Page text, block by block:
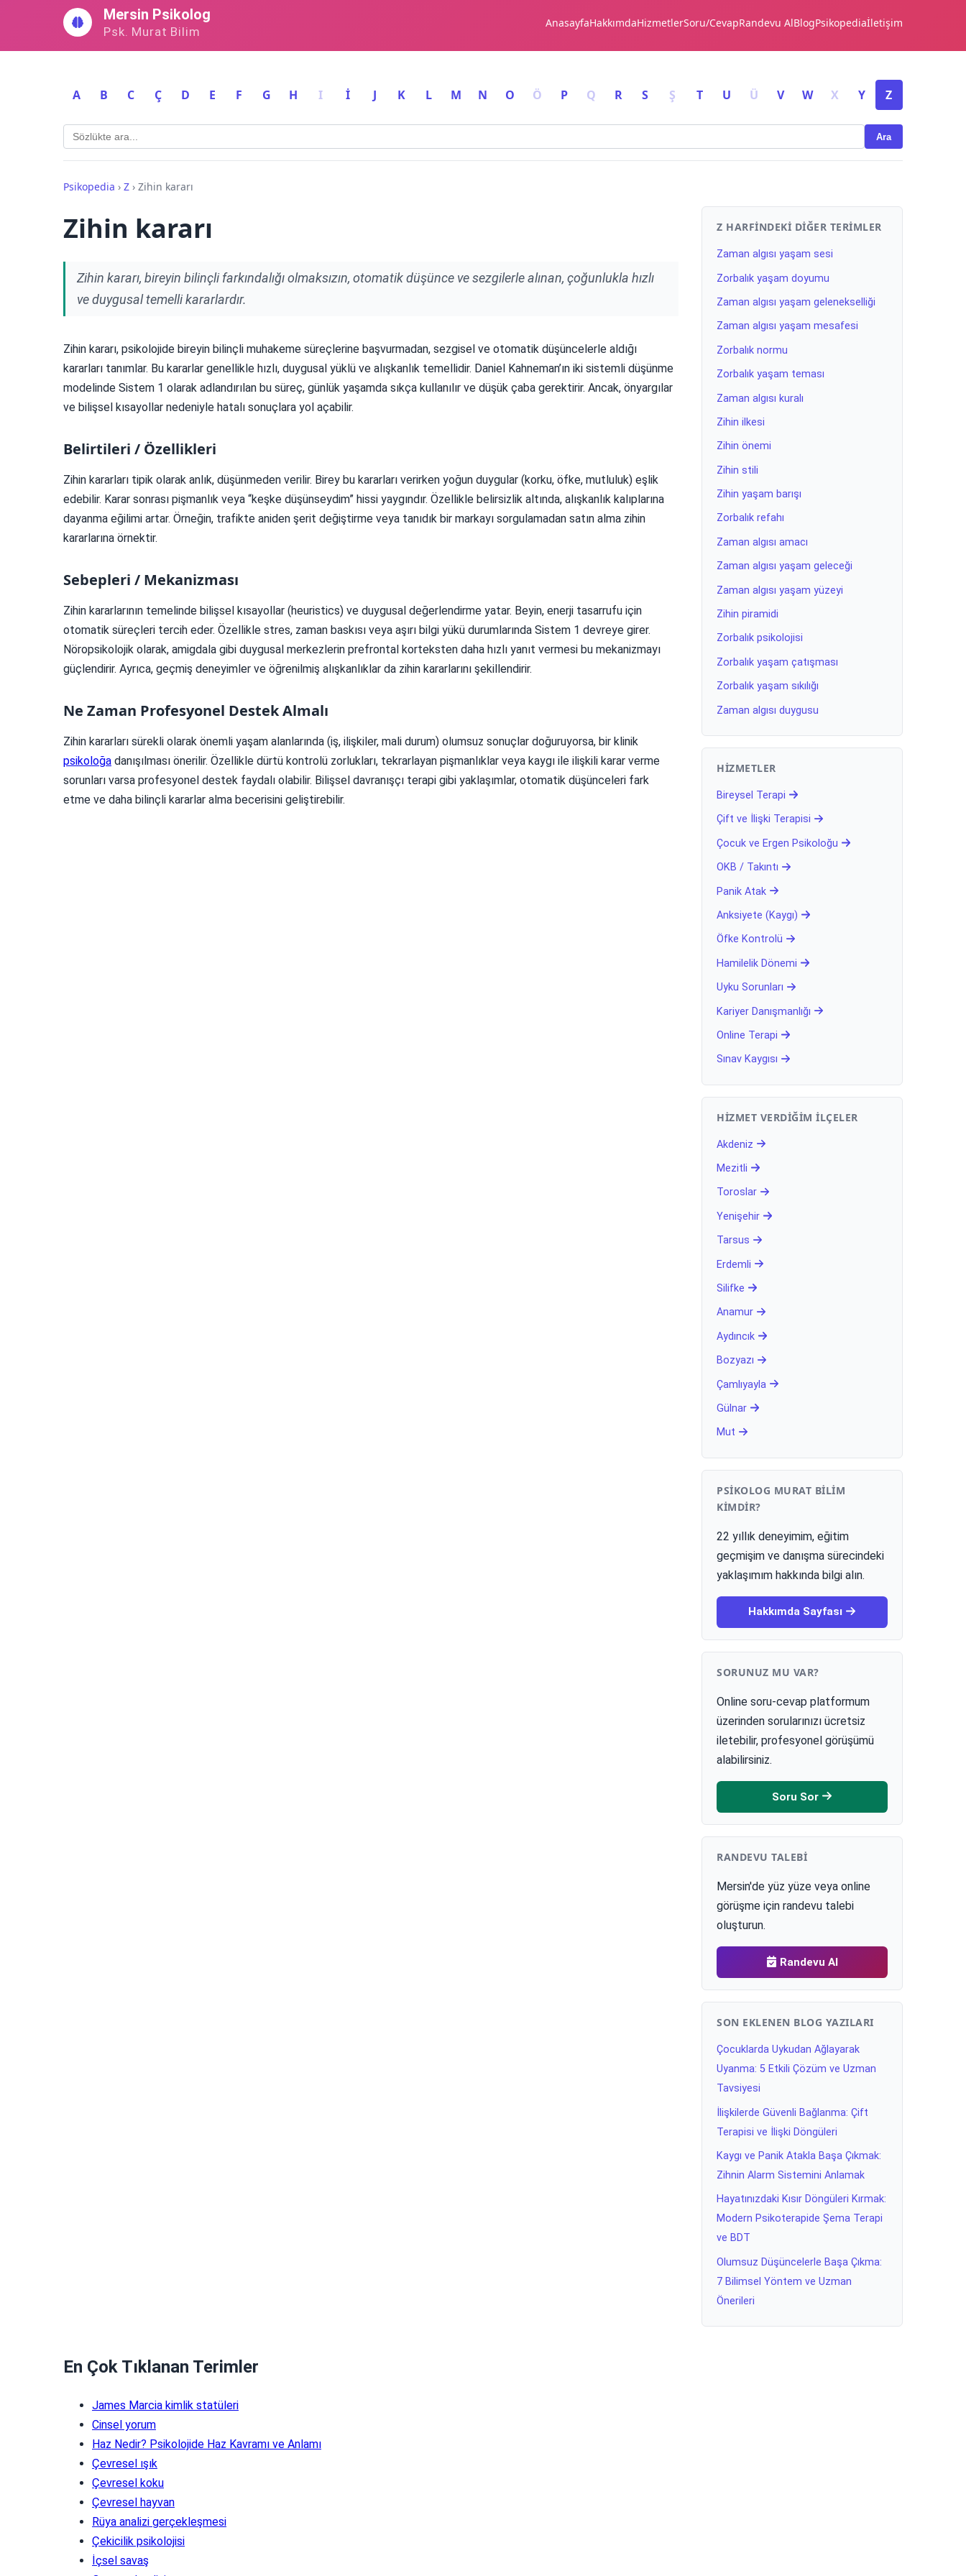
Mersin Psikolog
Psk. Murat Bilim
AnasayfaHakkımdaHizmetlerSoru/CevapRandevu AlBlogPsikopediaİletişim
A B C Ç D E F G H I İ J K L M N O Ö P Q R S Ş T U Ü V W X Y Z
Ara
Psikopedia › Z › Zihin kararı
Zihin kararı
Zihin kararı, bireyin bilinçli farkındalığı olmaksızın, otomatik düşünce ve sezgilerle alınan, çoğunlukla hızlı
ve duygusal temelli kararlardır.
Zihin kararı, psikolojide bireyin bilinçli muhakeme süreçlerine başvurmadan, sezgisel ve otomatik düşüncelerle aldığı
kararları tanımlar. Bu kararlar genellikle hızlı, duygusal yüklü ve alışkanlık temellidir. Daniel Kahneman’ın iki sistemli düşünme
modelinde Sistem 1 olarak adlandırılan bu süreç, günlük yaşamda sıkça kullanılır ve düşük çaba gerektirir. Ancak, önyargılar
ve bilişsel kısayollar nedeniyle hatalı sonuçlara yol açabilir.
Belirtileri / Özellikleri
Zihin kararları tipik olarak anlık, düşünmeden verilir. Birey bu kararları verirken yoğun duygular (korku, öfke, mutluluk) eşlik
edebilir. Karar sonrası pişmanlık veya “keşke düşünseydim” hissi yaygındır. Özellikle belirsizlik altında, alışkanlık kalıplarına
dayanma eğilimi artar. Örneğin, trafikte aniden şerit değiştirme veya tanıdık bir markayı sorgulamadan satın alma zihin
kararlarına örnektir.
Sebepleri / Mekanizması
Zihin kararlarının temelinde bilişsel kısayollar (heuristics) ve duygusal değerlendirme yatar. Beyin, enerji tasarrufu için
otomatik süreçleri tercih eder. Özellikle stres, zaman baskısı veya aşırı bilgi yükü durumlarında Sistem 1 devreye girer.
Nöropsikolojik olarak, amigdala gibi duygusal merkezlerin prefrontal korteksten daha hızlı yanıt vermesi bu mekanizmayı
güçlendirir. Ayrıca, geçmiş deneyimler ve öğrenilmiş alışkanlıklar da zihin kararlarını şekillendirir.
Ne Zaman Profesyonel Destek Almalı
Zihin kararları sürekli olarak önemli yaşam alanlarında (iş, ilişkiler, mali durum) olumsuz sonuçlar doğuruyorsa, bir klinik
psikoloğa danışılması önerilir. Özellikle dürtü kontrolü zorlukları, tekrarlayan pişmanlıklar veya kaygı ile ilişkili karar verme
sorunları varsa profesyonel destek faydalı olabilir. Bilişsel davranışçı terapi gibi yaklaşımlar, otomatik düşünceleri fark
etme ve daha bilinçli kararlar alma becerisini geliştirebilir.
Z HARFINDEKI DIĞER TERIMLER
Zaman algısı yaşam sesi
Zorbalık yaşam doyumu
Zaman algısı yaşam gelenekselliği
Zaman algısı yaşam mesafesi
Zorbalık normu
Zorbalık yaşam teması
Zaman algısı kuralı
Zihin ilkesi
Zihin önemi
Zihin stili
Zihin yaşam barışı
Zorbalık refahı
Zaman algısı amacı
Zaman algısı yaşam geleceği
Zaman algısı yaşam yüzeyi
Zihin piramidi
Zorbalık psikolojisi
Zorbalık yaşam çatışması
Zorbalık yaşam sıkılığı
Zaman algısı duygusu
HIZMETLER
Bireysel Terapi
Çift ve İlişki Terapisi
Çocuk ve Ergen Psikoloğu
OKB / Takıntı
Panik Atak
Anksiyete (Kaygı)
Öfke Kontrolü
Hamilelik Dönemi
Uyku Sorunları
Kariyer Danışmanlığı
Online Terapi
Sınav Kaygısı
HIZMET VERDIĞIM İLÇELER
Akdeniz
Mezitli
Toroslar
Yenişehir
Tarsus
Erdemli
Silifke
Anamur
Aydıncık
Bozyazı
Çamlıyayla
Gülnar
Mut
PSIKOLOG MURAT BILIM
KIMDIR?
22 yıllık deneyimim, eğitim
geçmişim ve danışma sürecindeki
yaklaşımım hakkında bilgi alın.
Hakkımda Sayfası
SORUNUZ MU VAR?
Online soru-cevap platformum
üzerinden sorularınızı ücretsiz
iletebilir, profesyonel görüşümü
alabilirsiniz.
Soru Sor
RANDEVU TALEBI
Mersin'de yüz yüze veya online
görüşme için randevu talebi
oluşturun.
Randevu Al
SON EKLENEN BLOG YAZILARI
Çocuklarda Uykudan Ağlayarak
Uyanma: 5 Etkili Çözüm ve Uzman
Tavsiyesi
İlişkilerde Güvenli Bağlanma: Çift
Terapisi ve İlişki Döngüleri
Kaygı ve Panik Atakla Başa Çıkmak:
Zihnin Alarm Sistemini Anlamak
Hayatınızdaki Kısır Döngüleri Kırmak:
Modern Psikoterapide Şema Terapi
ve BDT
Olumsuz Düşüncelerle Başa Çıkma:
7 Bilimsel Yöntem ve Uzman
Önerileri
En Çok Tıklanan Terimler
James Marcia kimlik statüleri
Cinsel yorum
Haz Nedir? Psikolojide Haz Kavramı ve Anlamı
Çevresel ışık
Çevresel koku
Çevresel hayvan
Rüya analizi gerçekleşmesi
Çekicilik psikolojisi
İçsel savaş